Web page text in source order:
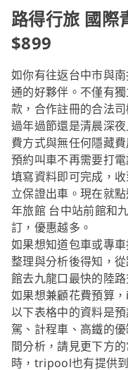
路得行旅 國際
$899
如你有往返台中市與
通的好夥伴。不僅有
款，合作註冊的合法
過年過節還是清晨深
費方式與無任何隱藏
預約叫車不再需要打
填寫資料即可完成，
立保證出車。現在就
年旅館 台中站前館和
訂，優惠越多。
如果想知道包車或專
整理與分析後得知，
館去九龍口最快的陸
如果想兼顧花費預算
以下表格中的資料是
駕、計程車、高鐵的
間分析，請見更下方
時，tripool也有提供